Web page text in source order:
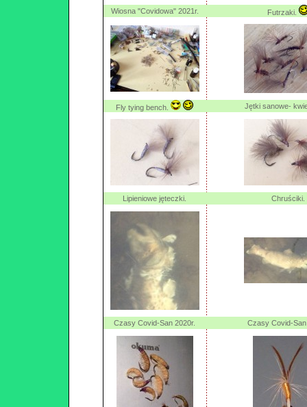
Wiosna "Covidowa" 2021r. Futrzaki.
Fly tying bench. Jętki sanowe-
Lipieniowe jęteczki. Chruściki.
Czasy Covid-San 2020r. Czasy Covid-